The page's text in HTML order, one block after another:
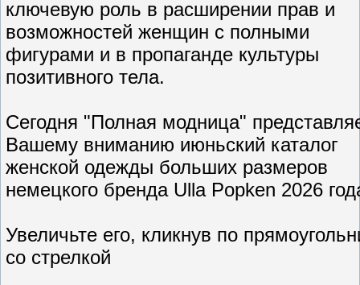
ключевую роль в расширении прав и
возможностей женщин с полными
фигурами и в пропаганде культуры
позитивного тела.
Сегодня "Полная модница"
Вашему вниманию июньский каталог
женской одежды больших размеров
немецкого бренда Ulla Popken 2026
Увеличьте его, кликнув по
со стрелкой